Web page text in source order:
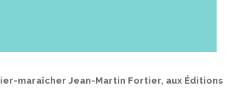
maraîcher Jean-Martin Fortier, aux Éditions